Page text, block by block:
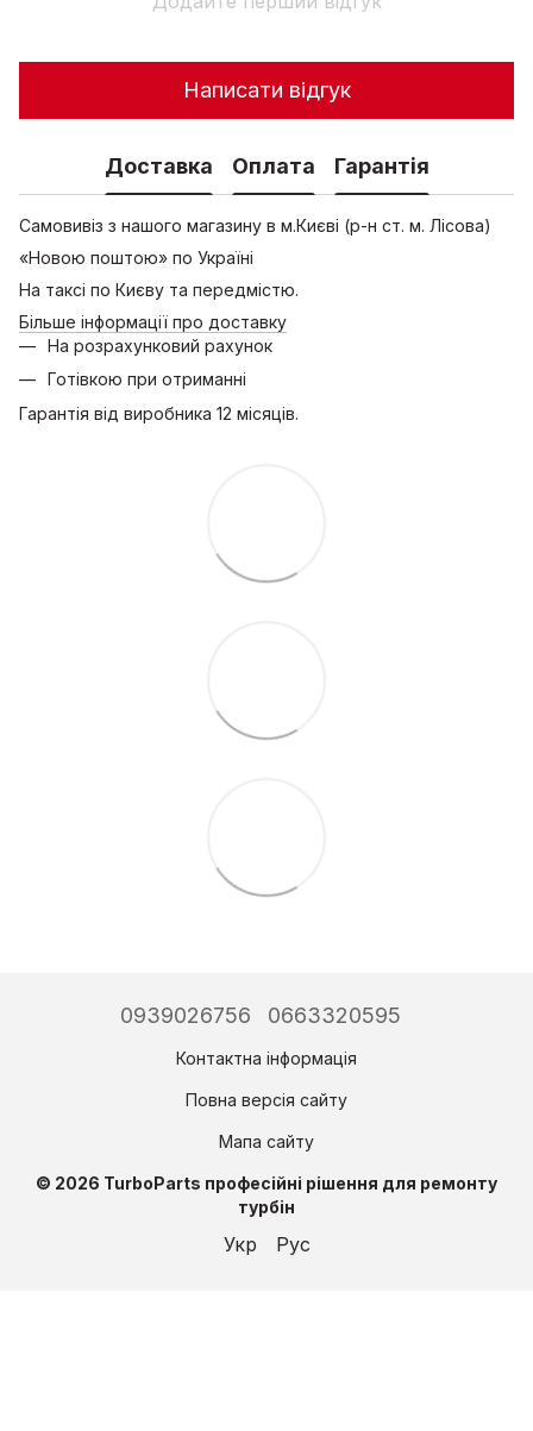
Написати відгук
Доставка Оплата Гарантія
Самовивіз з нашого магазину в м.Києві (р-н ст. м. Лісова)
«Новою поштою» по Україні
На таксі по Києву та передмістю.
Більше інформації про доставку
На розрахунковий рахунок
Готівкою при отриманні
Гарантія від виробника 12 місяців.
0939026756 0663320595
Контактна інформація
Повна версія сайту
Мапа сайту
© 2026 TurboParts професійні рішення для ремонту
турбін
Укр Рус